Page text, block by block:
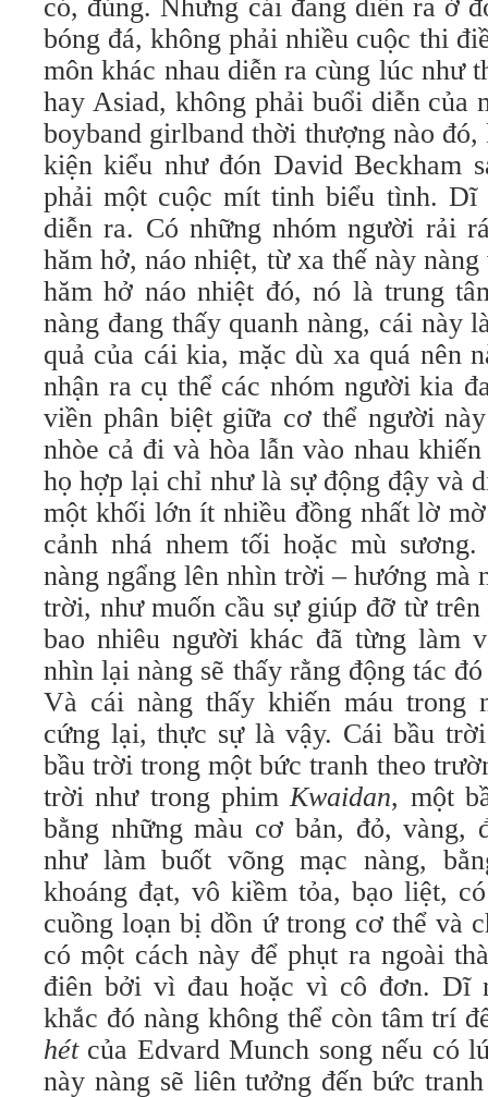
có, đúng. Nhưng cái đang diễn ra ở
bóng đá, không phải nhiều cuộc thi
môn khác nhau diễn ra cùng lúc như
hay Asiad, không phải buổi diễn của
boyband girlband thời thượng nào
kiện kiểu như đón David Beckham
phải một cuộc mít tinh biểu tình. Dĩ
diễn ra. Có những nhóm người rải
hăm hở, náo nhiệt, từ xa thế này
hăm hở náo nhiệt đó, nó là trung
nàng đang thấy quanh nàng, cái này
quả của cái kia, mặc dù xa quá nên
nhận ra cụ thể các nhóm người kia
viền phân biệt giữa cơ thể người
nhòe cả đi và hòa lẫn vào nhau
họ hợp lại chỉ như là sự động đậy và
một khối lớn ít nhiều đồng nhất lờ
cảnh nhá nhem tối hoặc mù
nàng ngẩng lên nhìn trời – hướng mà
trời, như muốn cầu sự giúp đỡ từ
bao nhiêu người khác đã từng làm
nhìn lại nàng sẽ thấy rằng động tác
Và cái nàng thấy khiến máu trong
cứng lại, thực sự là vậy. Cái bầu
bầu trời trong một bức tranh theo
trời như trong phimKwaidan, một
bằng những màu cơ bản, đỏ, vàng,
như làm buốt võng mạc nàng,
khoáng đạt, vô kiềm tỏa, bạo liệt,
cuồng loạn bị dồn ứ trong cơ thể và
có một cách này để phụt ra ngoài
điên bởi vì đau hoặc vì cô đơn. Dĩ
khắc đó nàng không thể còn tâm trí
hét của Edvard Munch song nếu có
này nàng sẽ liên tưởng đến bức